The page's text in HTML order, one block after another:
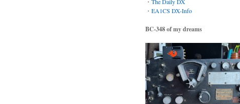
・ EA1CS DX-Info
BC-348 of my dreams